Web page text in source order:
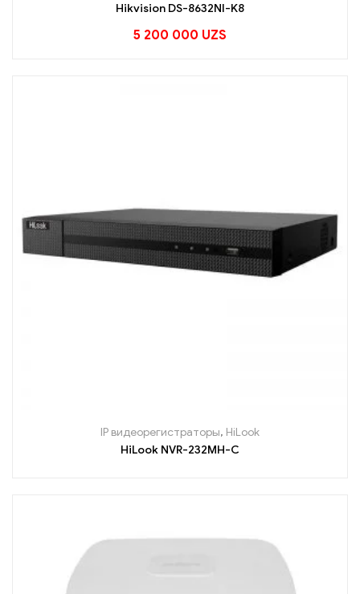
Hikvision DS-8632NI-K8
5 200 000 UZS
IP видеорегистраторы, HiLook
HiLook NVR-232MH-C